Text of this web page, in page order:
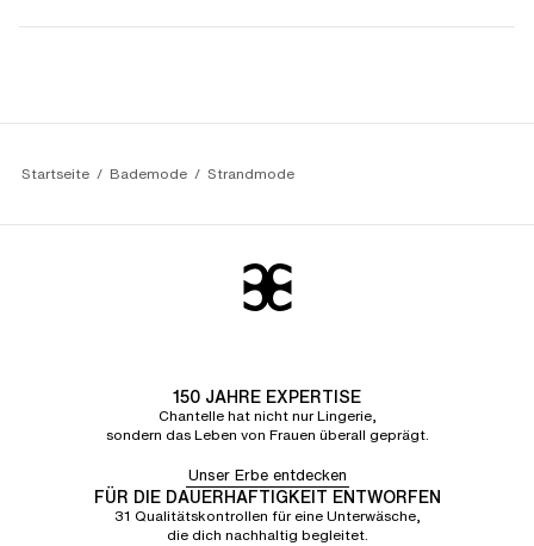
Startseite Bademode Strandmode
150 JAHRE EXPERTISE
Chantelle hat nicht nur Lingerie,
sondern das Leben von Frauen überall geprägt.
Unser Erbe entdecken
FÜR DIE DAUERHAFTIGKEIT ENTWORFEN
31 Qualitätskontrollen für eine Unterwäsche,
die dich nachhaltig begleitet.